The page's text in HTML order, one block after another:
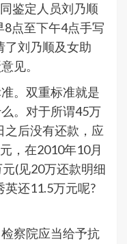
鉴定人员刘乃顺
8点至下午4点手写
了刘乃顺及女助
见。
。双重标准就是
。对于所谓45万
之后没有还款，应
，在2010年10月
(见20万还款明细
还11.5万元呢?
察院应当给予抗